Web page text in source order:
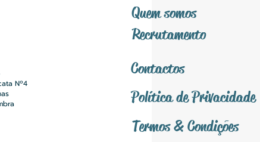
Quem somos
Recrutamento
Contactos
Nº4
Políticade Privacidade
Termos &Condições